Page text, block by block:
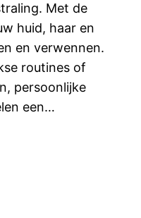
Met de
huid, haar en
en verwennen.
routines of
persoonlijke
een…